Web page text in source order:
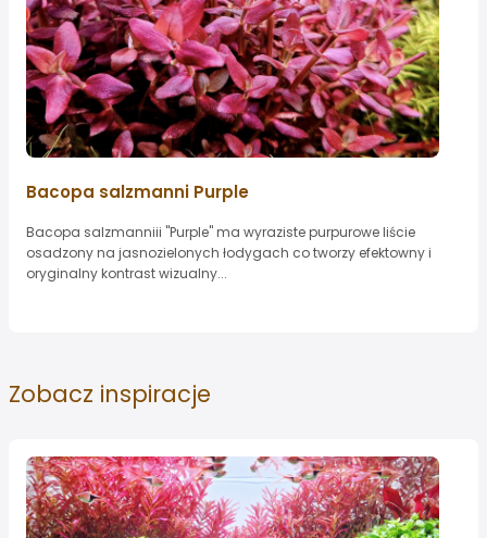
Bacopa salzmanni Purple
Bacopa salzmanniii "Purple" ma wyraziste purpurowe liście
osadzony na jasnozielonych łodygach co tworzy efektowny i
oryginalny kontrast wizualny...
Zobacz inspiracje